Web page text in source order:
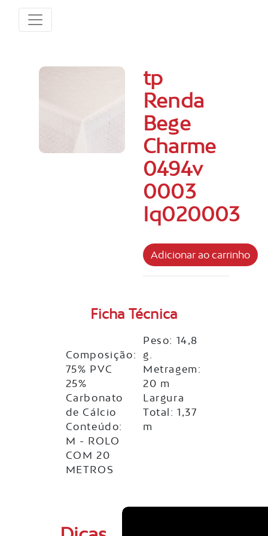
tp
Renda
Bege
Charme
0494v
0003
Iq020003
Ficha Técnica
Composição:
75% PVC
25%
Carbonato
de Cálcio
Conteúdo:
M - ROLO
COM 20
METROS
Peso: 14,8
g.
Metragem:
20 m
Largura
Total: 1,37
m